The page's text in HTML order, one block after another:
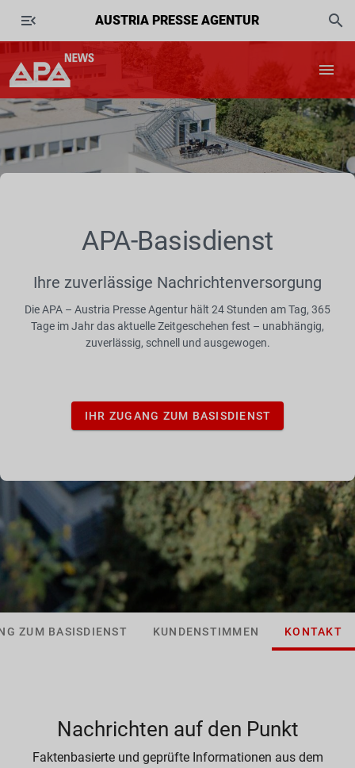
AUSTRIA PRESSE AGENTUR
APA-Basisdienst
Ihre zuverlässige Nachrichtenversorgung
Die APA – Austria Presse Agentur hält 24 Stunden am Tag, 365
Tage im Jahr das aktuelle Zeitgeschehen fest – unabhängig,
zuverlässig, schnell und ausgewogen.
IHR ZUGANG ZUM BASISDIENST
ZUM BASISDIENST KUNDENSTIMMEN KONTAKT
Nachrichten auf den Punkt
Faktenbasierte und geprüfte Informationen aus dem